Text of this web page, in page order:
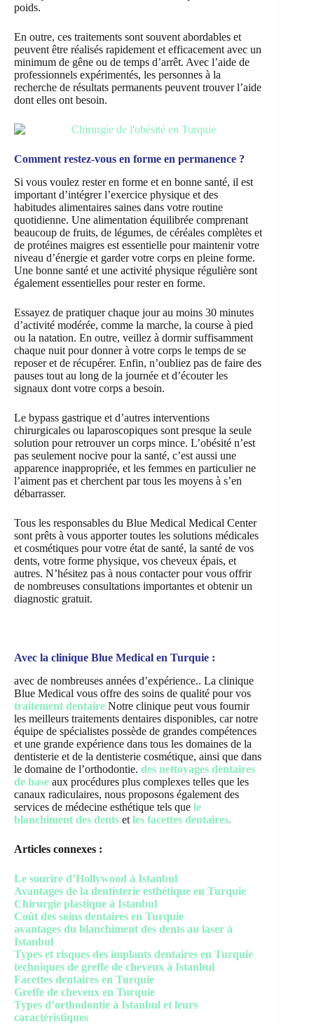
poids.
En outre, ces traitements sont souvent abordables et
peuvent être réalisés rapidement et efficacement avec un
minimum de gêne ou de temps d’arrêt. Avec l’aide de
professionnels expérimentés, les personnes à la
recherche de résultats permanents peuvent trouver l’aide
dont elles ont besoin.
Comment restez-vous en forme en permanence ?
Si vous voulez rester en forme et en bonne santé, il est
important d’intégrer l’exercice physique et des
habitudes alimentaires saines dans votre routine
quotidienne. Une alimentation équilibrée comprenant
beaucoup de fruits, de légumes, de céréales complètes et
de protéines maigres est essentielle pour maintenir votre
niveau d’énergie et garder votre corps en pleine forme.
Une bonne santé et une activité physique régulière sont
également essentielles pour rester en forme.
Essayez de pratiquer chaque jour au moins 30 minutes
d’activité modérée, comme la marche, la course à pied
ou la natation. En outre, veillez à dormir suffisamment
chaque nuit pour donner à votre corps le temps de se
reposer et de récupérer. Enfin, n’oubliez pas de faire des
pauses tout au long de la journée et d’écouter les
signaux dont votre corps a besoin.
Le bypass gastrique et d’autres interventions
chirurgicales ou laparoscopiques sont presque la seule
solution pour retrouver un corps mince. L’obésité n’est
pas seulement nocive pour la santé, c’est aussi une
apparence inappropriée, et les femmes en particulier ne
l’aiment pas et cherchent par tous les moyens à s’en
débarrasser.
Tous les responsables du Blue Medical Medical Center
sont prêts à vous apporter toutes les solutions médicales
et cosmétiques pour votre état de santé, la santé de vos
dents, votre forme physique, vos cheveux épais, et
autres. N’hésitez pas à nous contacter pour vous offrir
de nombreuses consultations importantes et obtenir un
diagnostic gratuit.
Avec la clinique Blue Medical en Turquie :
avec de nombreuses années d’expérience.. La clinique
Blue Medical vous offre des soins de qualité pour vos
traitement dentaire Notre clinique peut vous fournir
les meilleurs traitements dentaires disponibles, car notre
équipe de spécialistes possède de grandes compétences
et une grande expérience dans tous les domaines de la
dentisterie et de la dentisterie cosmétique, ainsi que dans
le domaine de l’orthodontie. des nettoyages dentaires
de base aux procédures plus complexes telles que les
canaux radiculaires, nous proposons également des
services de médecine esthétique tels que le
blanchiment des dents et les facettes dentaires.
Articles connexes :
Le sourire d’Hollywood à Istanbul
Avantages de la dentisterie esthétique en Turquie
Chirurgie plastique à Istanbul
Coût des soins dentaires en Turquie
avantages du blanchiment des dents au laser à
Istanbul
Types et risques des implants dentaires en Turquie
techniques de greffe de cheveux à Istanbul
Facettes dentaires en Turquie
Greffe de cheveux en Turquie
Types d’orthodontie à Istanbul et leurs
caractéristiques